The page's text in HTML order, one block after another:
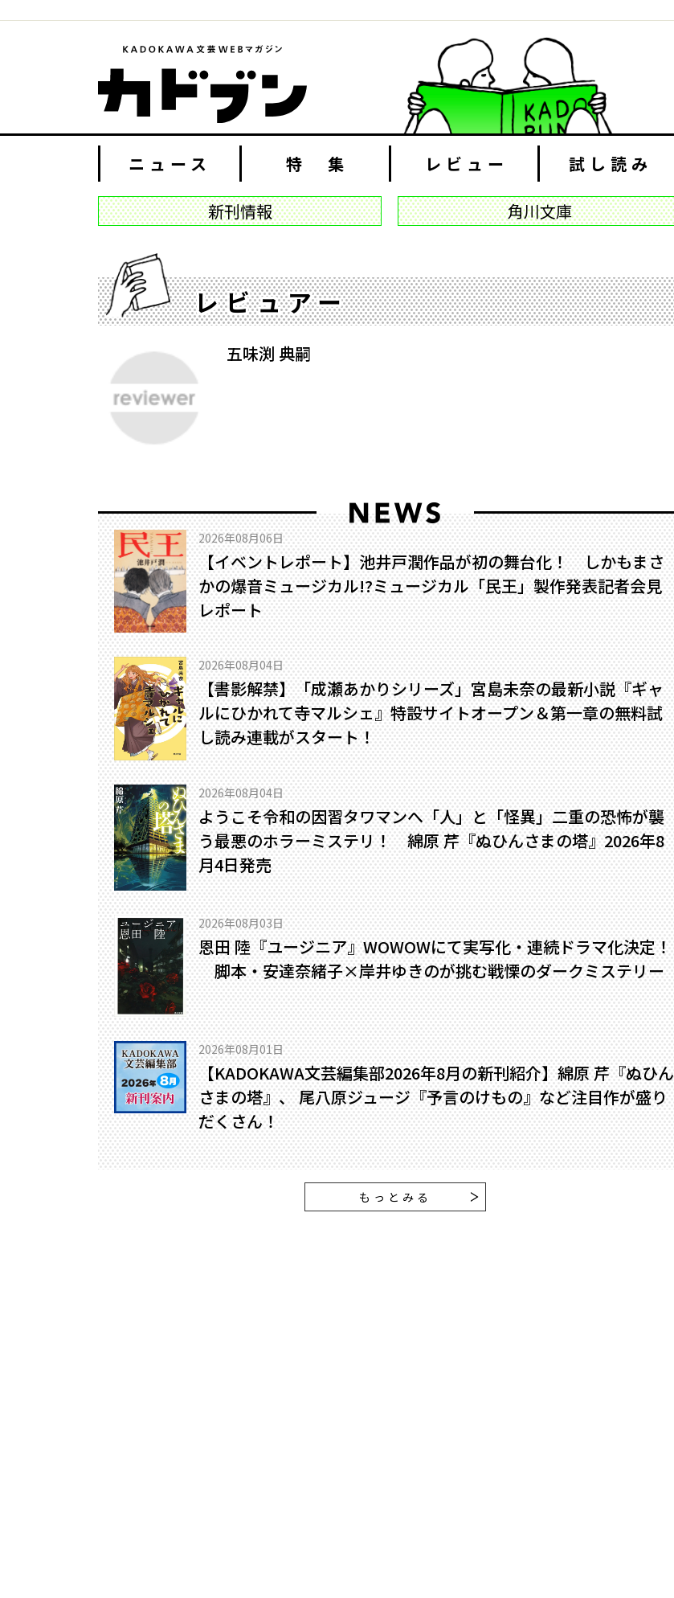
ニュース 特 集 レビュー 試し読み
新刊情報 角川文庫
レビュアー
五味渕 典嗣
2026年08月06日
【イベントレポート】池井戸潤作品が初の舞台化！ しかもまさ
かの爆音ミュージカル!?――ミュージカル「民王」製作発表記者会見
レポート
2026年08月04日
【書影解禁】「成瀬あかりシリーズ」宮島未奈の最新小説『ギャ
ルにひかれて寺マルシェ』特設サイトオープン＆第一章の無料試
し読み連載がスタート！
2026年08月04日
ようこそ令和の因習タワマンへ――「人」と「怪異」二重の恐怖が襲
う最悪のホラーミステリ！ 綿原 芹『ぬひんさまの塔』2026年8
月4日発売
2026年08月03日
恩田 陸『ユージニア』WOWOWにて実写化・連続ドラマ化決定！
脚本・安達奈緒子×岸井ゆきのが挑む戦慄のダークミステリー
2026年08月01日
【KADOKAWA文芸編集部2026年8月の新刊紹介】綿原 芹『ぬひん
さまの塔』、 尾八原ジュージ『予言のけもの』など注目作が盛り
だくさん！
もっとみる